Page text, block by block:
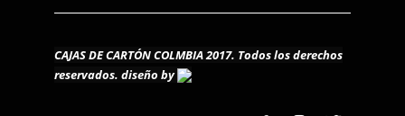
CAJAS DE CARTÓN COLMBIA 2017. Todos los derechos
reservados. diseño by